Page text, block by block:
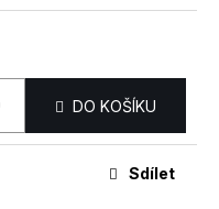
DO KOŠÍKU
Sdílet